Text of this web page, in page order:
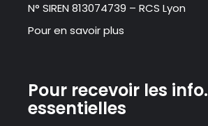
N° SIREN 813074739 – RCS Lyon
Pour en savoir plus
Pour recevoir les info.
essentielles